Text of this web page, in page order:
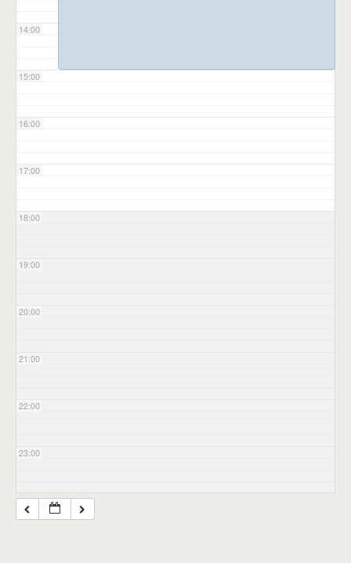
14:00
15:00
16:00
17:00
18:00
19:00
20:00
21:00
22:00
23:00